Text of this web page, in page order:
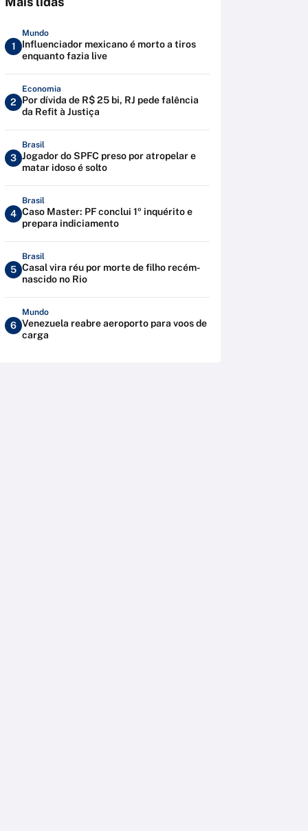
1
Mundo
Influenciador mexicano é morto a tiros
enquanto fazia live
2
Economia
Por dívida de R$ 25 bi, RJ pede falência
da Refit à Justiça
3
Brasil
Jogador do SPFC preso por atropelar e
matar idoso é solto
4
Brasil
Caso Master: PF conclui 1º inquérito e
prepara indiciamento
5
Brasil
Casal vira réu por morte de filho recém-
nascido no Rio
6
Mundo
Venezuela reabre aeroporto para voos de
carga